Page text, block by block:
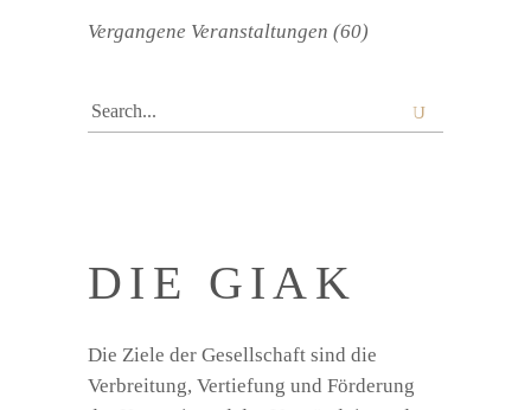
Vergangene Veranstaltungen (60)
Search
for:
DIE GIAK
Die Ziele der Gesellschaft sind die
Verbreitung, Vertiefung und Förderung